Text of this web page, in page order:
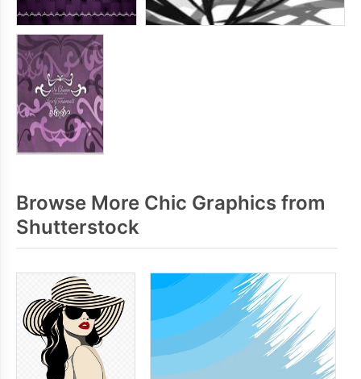
Browse More Chic Graphics from
Shutterstock